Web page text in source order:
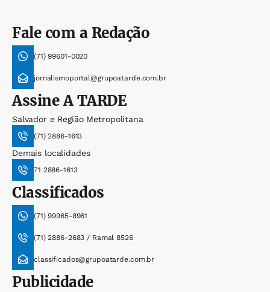
Fale com a Redação
(71) 99601-0020
jornalismoportal@grupoatarde.com.br
AssineA TARDE
Salvador e Região Metropolitana
(71) 2886-1613
Demais localidades
71 2886-1613
Classificados
(71) 99965-8961
(71) 2886-2683 / Ramal 8526
classificados@grupoatarde.com.br
Publicidade